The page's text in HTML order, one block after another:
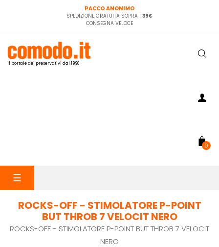
PACCO ANONIMO
SPEDIZIONE GRATUITA SOPRA I 39€
CONSEGNA VELOCE
il portale dei preservativi dal 1998
0
navigazione
☰
ROCKS-OFF - STIMOLATORE P-POINT
BUT THROB 7 VELOCIT NERO
ROCKS-OFF - STIMOLATORE P-POINT BUT THROB 7 VELOCIT
NERO